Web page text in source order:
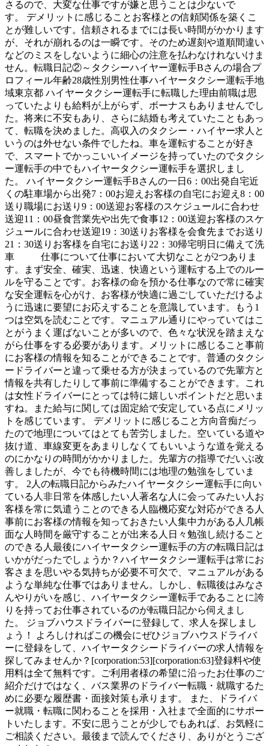
さるので、大変な仕事ですが嫌と思うことは少ないで
す。 デメリットに感じることお客様との信頼関係を築くこ
とが難しいです。信頼されるまでには長い時間がかかります
が、それが崩れるのは一瞬です。そのため遅刻や道順間違い
などのミスをしないように細心の注意を払わなけれないけま
せん。転職日記②～タクシーハイヤー運転手Bさんの場合プ
ロフィール年齢28歳性別男性仕事ハイヤータクシー運転手地
域東京都 ハイヤータクシー運転手に転職した理由前職は思
っていたよりも給料が上がらず、ボーナスもありませんでし
た。将来に不安もあり、さらに結婚も考えていたこともあっ
て、転職を決めました。高収入のタクシー・ハイヤー求人と
いうのは外せない条件でしたね。車を運転することが好き
で、スマートでかっこいいイメージを持っていたのでタクシ
ー運転手の中でもハイヤータクシー運転手を選択しまし
た。 ハイヤータクシー運転手Bさんの一日6：00出発自宅近
くの駐車場から出発7：00お迎えお客様の自宅にお迎え8：00
送り職場にお送り9：00送迎お客様のスケジュールに合わせ
送迎11：00昼食営業先や出先で食事12：00送迎お客様のスケ
ジュールに合わせ送迎19：30送りお客様を会食先までお送り
21：30送りお客様を自宅にお送り22：30帰宅明日に備えて洗
車 仕事について仕事において大切なことが2つありま
す。まず安全、確実、迅速、快適という運転する上でのルー
ルを守ることです。お客様の命を預かる仕事なので常に確実
な安全運転を心がけ、お客様が快適に過ごしていただけるよ
うに迅速に要望にお応えすることを意識しています。もう1
つは空気を読むことです。マニュアル通りにやっていてはこ
とがうまく運ばないことが多いので、色々な状況を踏まえな
がら仕事をする必要があります。メリットに感じること事前
にお客様の情報を知ることができることです。普通のタクシ
ードライバーと違って乗せる方が決まっているので先輩方と
情報を共有したりして事前に準備することができます。これ
は女性ドライバーにとっては特に嬉しいポイントだと思いま
すね。また給与に関しては固定給で安定している点にメリッ
トを感じています。 デメリットに感じること方向音痴だっ
たので地理についてはとても苦労しました。空いている道や
抜け道、車線変更をあまりしなくてもいいような道を覚える
のにかなりの時間がかかりました。先輩方の指導でだいぶ改
善しましたが、今でも待機時間には地理の勉強をしていま
す。 2人の転職日記からみたハイヤータクシー運転手に向い
ている人非日常を体感したい人著名な人に会ってみたい人お
客様を常に気遣うことのできる人臨機応変な対応ができる人
事前にお客様の情報を知っておきたい人集中力がある人几帳
面な人時間を厳守することが出来る人日々勉強し続けること
のできる人最後にハイヤータクシー運転手の方の転職日記は
いかがだったでしょうか？ハイヤータクシー運転手は常にお
客さまを思いやる気持ちが必要不可欠で、マニュアルがある
ような単純な仕事ではありません。しかし、転職後はみなさ
んやりがいを感じ、ハイヤータクシー運転手であることに誇
りを持ってお仕事されているのが転職日記から伺えまし
た。 ジョブハウスドライバーに登録して、求人を探しまし
ょう！ よろしければこの機会にぜひジョブハウスドライバ
ーに登録をして、ハイヤータクシードライバーの求人情報を
探してみませんか？[corporation:53][corporation:63]登録料や使
用料は全て無料です。ご利用者様の希望に沿ったお仕事のご
紹介だけではなく、バス業界のドライバー転職・就職するた
めに必要な履歴書・面接対策も承ります。 また、ドライバ
ー就職・転職に関わることを採用・入社まで全面的にサポー
トいたします。不安に思うことが少しでもあれば、お気軽に
ご相談ください。最後まで読んでくださり、ありがとうござ